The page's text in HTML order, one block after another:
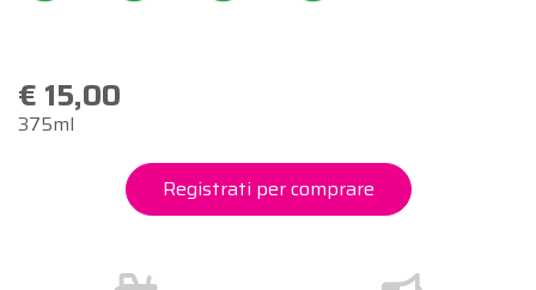
€ 15,00
375ml
Registrati per comprare